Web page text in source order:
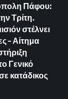
Πάφου:
Τρίτη.
στέλνει
– Αίτημα
Γενικό
κατάδικος